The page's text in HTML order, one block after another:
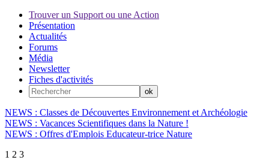
Trouver un Support ou une Action
Présentation
Actualités
Forums
Média
Newsletter
Fiches d'activités
NEWS : Classes de Découvertes Environnement et Archéologie
NEWS : Vacances Scientifiques dans la Nature !
NEWS : Offres d'Emplois Educateur-trice Nature
1 2 3